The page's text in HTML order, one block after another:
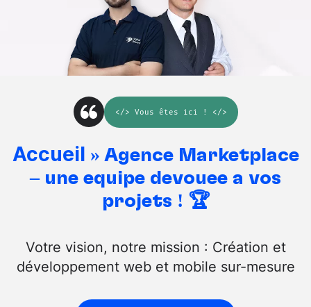
</> Vous êtes ici ! </>
Accueil » Agence Marketplace
– une équipe dévouée à vos
projets ! 🏆
Votre vision, notre mission : Création et
développement web et mobile sur-mesure